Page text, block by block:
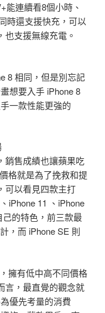
能連續看8個小時、
時還支援快充，可以
也支援無線充電。
8 相同，但是別忘記
想要入手 iPhone 8
一款性能更強的
銷售成績也讓蘋果吃
格就是為了挽救和提
可以看見四款主打
iPhone 11 、iPhone
的特色，前三款最
，而 iPhone SE 則
擁有低中高不同價格
言，最直覺的觀念就
優先考量的消費